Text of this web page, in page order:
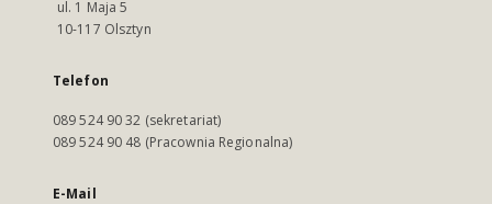
ul. 1 Maja 5
10-117 Olsztyn
Telefon
089 524 90 32 (sekretariat)
089 524 90 48 (Pracownia Regionalna)
E-Mail